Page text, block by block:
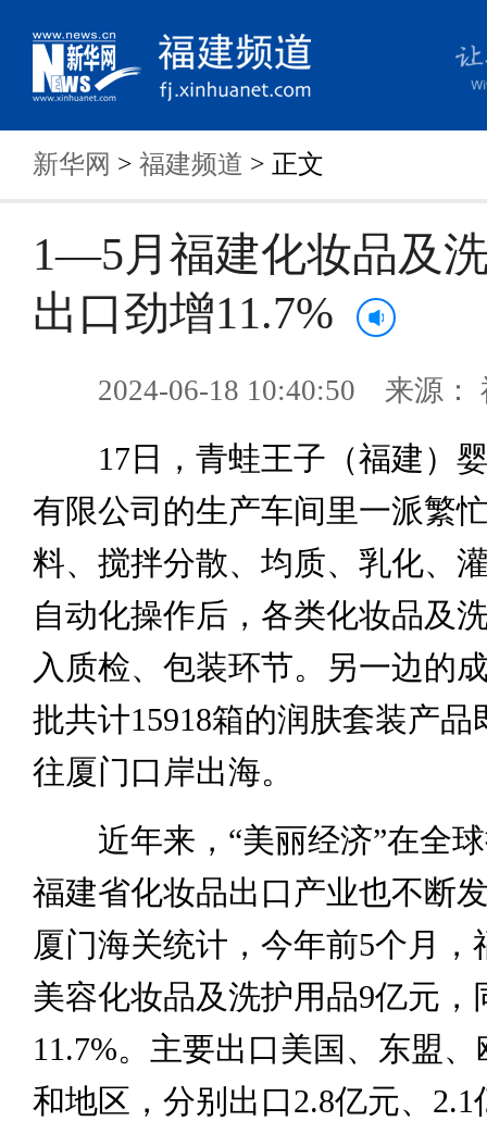
新华网 > 福建频道 > 正文
1—5月福建化妆品及
出口劲增11.7%
2024-06-18 10:40:50 来源：
17日，青蛙王子（福建）婴
有限公司的生产车间里一派繁
料、搅拌分散、均质、乳化、
自动化操作后，各类化妆品及
入质检、包装环节。另一边的
批共计15918箱的润肤套装产品
往厦门口岸出海。
近年来，“美丽经济”在全球
福建省化妆品出口产业也不断
厦门海关统计，今年前5个月，
美容化妆品及洗护用品9亿元，
11.7%。主要出口美国、东盟
和地区，分别出口2.8亿元、2.1